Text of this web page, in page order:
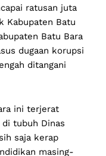
ratusan juta
Kabupaten Batu
Batu Bara
dugaan korupsi
ditangani
ini terjerat
tubuh Dinas
saja kerap
masing-